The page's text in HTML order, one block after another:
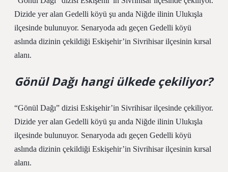
Dizide yer alan Gedelli köyü şu anda Niğde ilinin Ulukışla
ilçesinde bulunuyor. Senaryoda adı geçen Gedelli köyü
aslında dizinin çekildiği Eskişehir’in Sivrihisar ilçesinin kırsal
alanı.
Gönül Dağı hangi ülkede çekiliyor?
“Gönül Dağı” dizisi Eskişehir’in Sivrihisar ilçesinde çekiliyor.
Dizide yer alan Gedelli köyü şu anda Niğde ilinin Ulukışla
ilçesinde bulunuyor. Senaryoda adı geçen Gedelli köyü
aslında dizinin çekildiği Eskişehir’in Sivrihisar ilçesinin kırsal
alanı.